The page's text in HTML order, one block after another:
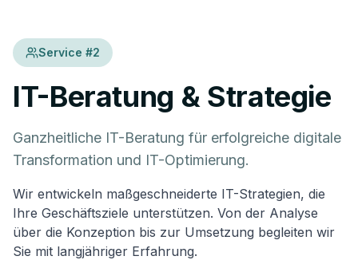
Service #2
IT-Beratung & Strategie
Ganzheitliche IT-Beratung für erfolgreiche digitale
Transformation und IT-Optimierung.
Wir entwickeln maßgeschneiderte IT-Strategien, die
Ihre Geschäftsziele unterstützen. Von der Analyse
über die Konzeption bis zur Umsetzung begleiten wir
Sie mit langjähriger Erfahrung.